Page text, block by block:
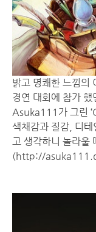
밝고 명쾌한 느낌의
경연 대회에 참가
Asuka111가 그린
색채감과 질감, 디
고 생각하니 놀라울
(http://